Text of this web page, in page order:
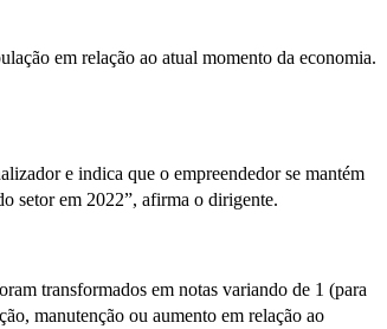
em relação ao atual momento da economia.
e indica que o empreendedor se mantém
setor em 2022”, afirma o dirigente.
transformados em notas variando de 1 (para
manutenção ou aumento em relação ao